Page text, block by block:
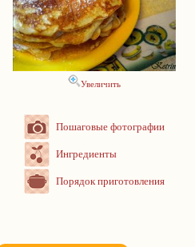
Увеличить
Пошаговые фотографии
Ингредиенты
Порядок приготовления